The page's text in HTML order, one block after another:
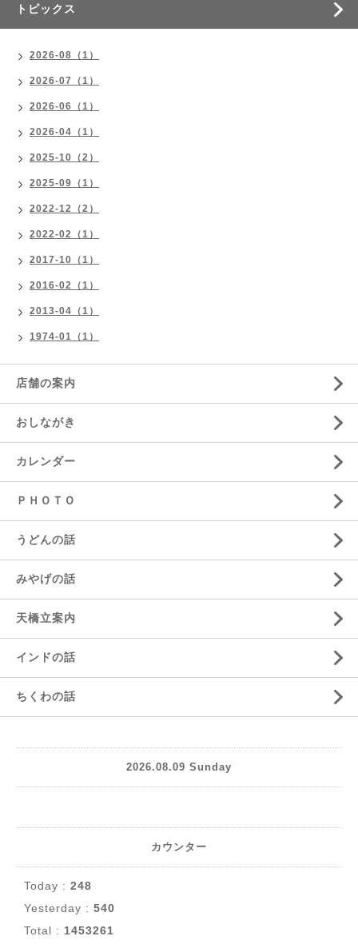
トピックス
2026-08（1）
2026-07（1）
2026-06（1）
2026-04（1）
2025-10（2）
2025-09（1）
2022-12（2）
2022-02（1）
2017-10（1）
2016-02（1）
2013-04（1）
1974-01（1）
店舗の案内
おしながき
カレンダー
ＰＨＯＴＯ
うどんの話
みやげの話
天橋立案内
インドの話
ちくわの話
2026.08.09 Sunday
カウンター
Today : 248
Yesterday : 540
Total : 1453261